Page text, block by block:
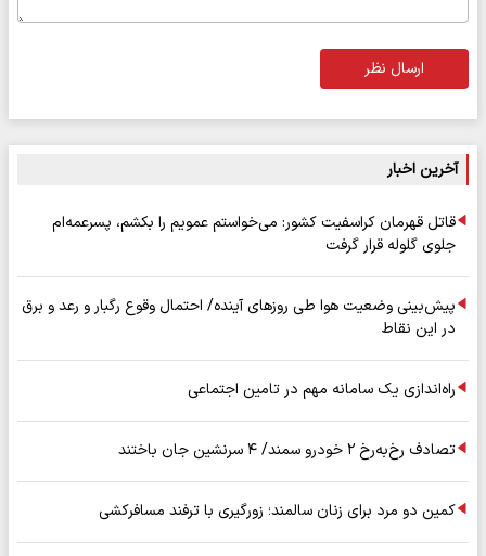
ارسال نظر
آخرین اخبار
قاتل قهرمان کراسفیت کشور: می‌خواستم عمویم را بکشم، پسرعمه‌ام
جلوی گلوله قرار گرفت
پیش‌بینی وضعیت هوا طی روزهای آینده/ احتمال وقوع رگبار و رعد و برق
در این نقاط
راه‌اندازی یک سامانه مهم در تامین اجتماعی
تصادف رخ‌به‌رخ ۲ خودرو سمند/ ۴ سرنشین جان باختند
کمین دو مرد برای زنان سالمند؛ زورگیری با ترفند مسافرکشی